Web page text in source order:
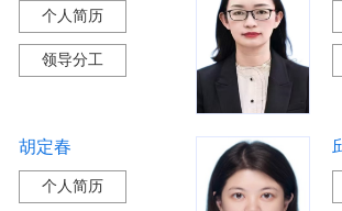
个人简历
领导分工
胡定春
个人简历